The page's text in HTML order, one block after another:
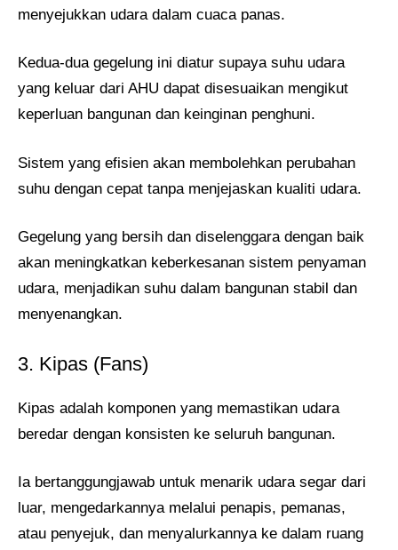
menyejukkan udara dalam cuaca panas.
Kedua-dua gegelung ini diatur supaya suhu udara
yang keluar dari AHU dapat disesuaikan mengikut
keperluan bangunan dan keinginan penghuni.
Sistem yang efisien akan membolehkan perubahan
suhu dengan cepat tanpa menjejaskan kualiti udara.
Gegelung yang bersih dan diselenggara dengan baik
akan meningkatkan keberkesanan sistem penyaman
udara, menjadikan suhu dalam bangunan stabil dan
menyenangkan.
3. Kipas (Fans)
Kipas adalah komponen yang memastikan udara
beredar dengan konsisten ke seluruh bangunan.
Ia bertanggungjawab untuk menarik udara segar dari
luar, mengedarkannya melalui penapis, pemanas,
atau penyejuk, dan menyalurkannya ke dalam ruang